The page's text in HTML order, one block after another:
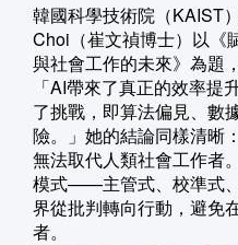
韓國科學技術院（KAIST
Choi（崔文禎博士）以
與社會工作的未來》為題
「AI帶來了真正的效率提
了挑戰，即算法偏見、數
險。」她的結論同樣清晰
無法取代人類社會工作者
模式——主管式、校準式
界從批判轉向行動，避免
者。